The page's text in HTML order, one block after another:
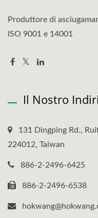
Produttore di
ISO 9001 e 14001
Il Nostro
131 Dingping Rd.,
224012, Taiwan
886-2-2496-6425
886-2-2496-6538